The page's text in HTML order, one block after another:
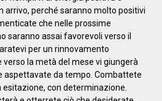
arrivo, perché saranno molto positivi
che nelle prossime
saranno assai favorevoli verso il
per un rinnovamento
la metà del mese vi giungerà
aspettavate da tempo. Combattete
con determinazione.